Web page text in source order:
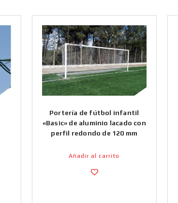
Portería de fútbol infantil
«Basic» de aluminio lacado con
perfil redondo de 120 mm
Añadir al carrito